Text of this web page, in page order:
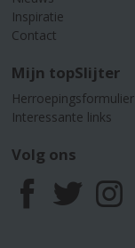
Inspiratie
Contact
Mijn topSlijter
Herroepingsformulier
Interessante links
Volg ons
F
T
I